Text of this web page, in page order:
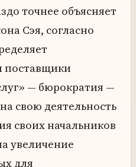
точнее объясняет
Сэя, согласно
поставщики
— бюрократия —
свою деятельность
своих начальников
увеличение
для